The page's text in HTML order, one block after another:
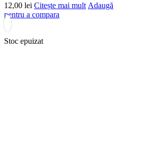
12,00 lei Citește mai mult Adaugă
pentru a compara
Stoc epuizat